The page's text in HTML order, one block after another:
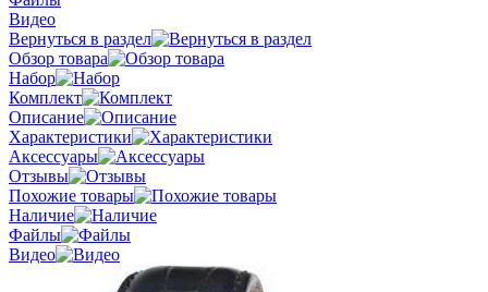
Видео
Вернуться в раздел
Обзор товара
Набор
Комплект
Описание
Характеристики
Аксессуары
Отзывы
Похожие товары
Наличие
Файлы
Видео